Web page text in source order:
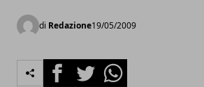
di Redazione19/05/2009
FacebookTwitterWhatsapp